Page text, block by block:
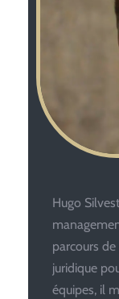
Hugo
parcours
juridique
équipes, il